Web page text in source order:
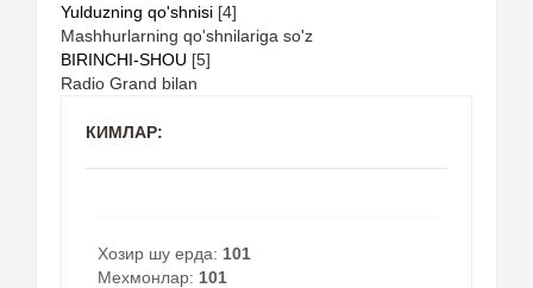
Yulduzning qo'shnisi [4]
Mashhurlarning qo'shnilariga so'z
BIRINCHI-SHOU [5]
Radio Grand bilan
КИМЛАР:
Хозир шу ерда: 101
Мехмонлар: 101